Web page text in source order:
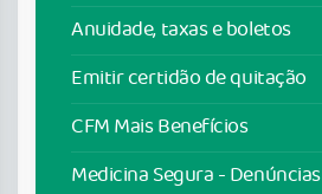
Anuidade, taxas e boletos
Emitir certidão de quitação
CFM Mais Benefícios
Medicina Segura - Denúncias